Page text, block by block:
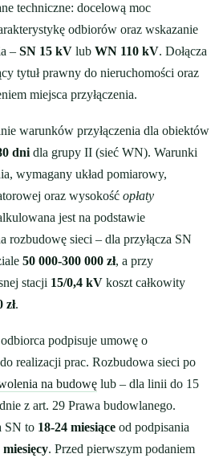
techniczne: docelową moc
odbiorów oraz wskazanie
– SN 15 kV lub WN 110 kV. Dołącza
tytuł prawny do nieruchomości oraz
miejsca przyłączenia.
warunków przyłączenia dla obiektów
dni dla grupy II (sieć WN). Warunki
wymagany układ pomiarowy,
oraz wysokość opłaty
jest na podstawie
rozbudowę sieci – dla przyłącza SN
50 000-300 000 zł, a przy
stacji 15/0,4 kV koszt całkowity
zł.
podpisuje umowę o
realizacji prac. Rozbudowa sieci po
na budowę lub – dla linii do 15
z art. 29 Prawa budowlanego.
SN to 18-24 miesiące od podpisania
miesięcy. Przed pierwszym podaniem